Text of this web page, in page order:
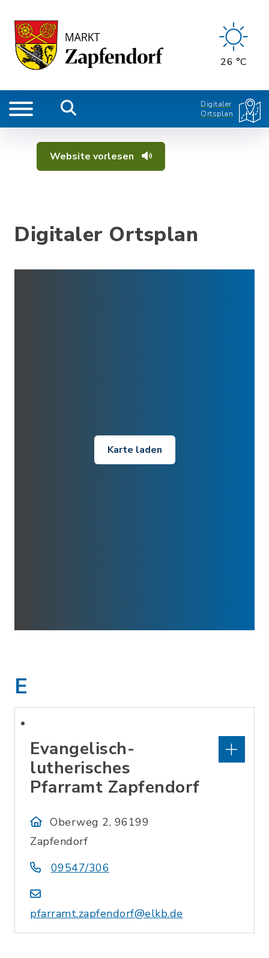
26 °C
Digitaler
Ortsplan
Website vorlesen
Digitaler Ortsplan
Karte laden
E
Evangelisch-
lutherisches
Pfarramt Zapfendorf
Oberweg 2, 96199
Zapfendorf
09547/306
pfarramt.zapfendorf@elkb.de